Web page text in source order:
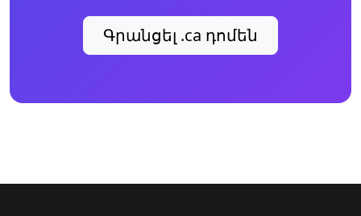
Գրանցել .ca դոմեն